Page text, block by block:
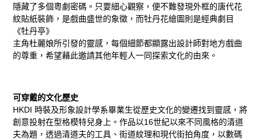
隱藏了多個粵劇密碼。只要細心觀察，便不難發現外框的唐代花
紋貼紙裝飾，是戲曲盛世的象徵，而牡丹花繪圖則是經典劇目
《牡丹亭》
主角杜麗娘所引發的靈感，每個細節都顯露出設計師對地方戲曲
的尊重，希望藉此邀請其他年輕人一同探索文化的由來。
可穿戴的文化歷史
HKDI 時裝及形象設計學系畢業生從歷史文化的變遷找到靈感，將
創意投射在型格模特兒身上。作品以16世紀以來不同風格的清道
夫為題，透過清道夫的工具、街道紋理和現代街拍角度，以數碼